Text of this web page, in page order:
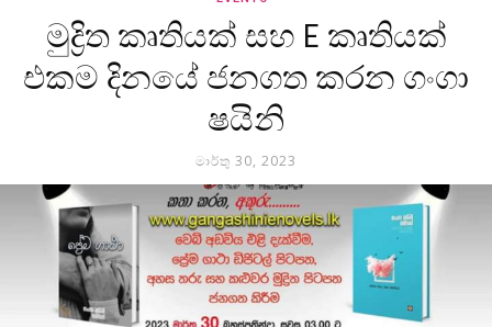
මුද්‍රිත කෘතියක් සහ E කෘතියක්
එකම දිනයේ ජනගත කරන ගංගා
ෂයිනි
මාර්තු 30, 2023